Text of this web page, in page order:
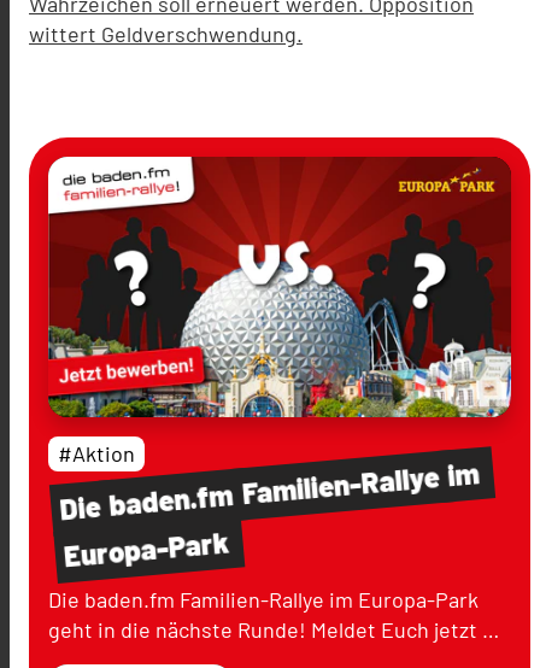
wittert Geldverschwendung.
Diebaden.fmFamilien-Rallyeim
Europa-Park
#Aktion
Die baden.fm Familien-Rallye im Europa-Park
geht in die nächste Runde! Meldet Euch jetzt …